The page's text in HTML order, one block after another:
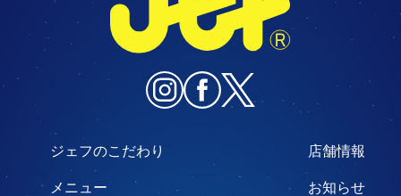
ジェフのこだわり
メニュー
店舗情報
お知らせ